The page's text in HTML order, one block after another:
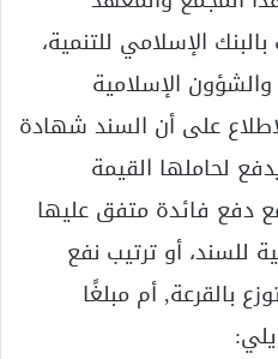
الإسلامي للتنمية،
الإسلامية
على أن السند شهادة
لحاملها القيمة
دفع فائدة متفق عليها
للسند، أو ترتيب نفع
بالقرعة, أم مبلغًا